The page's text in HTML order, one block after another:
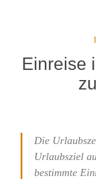
Einreise
Die
Urlaubsziel
bestimmte